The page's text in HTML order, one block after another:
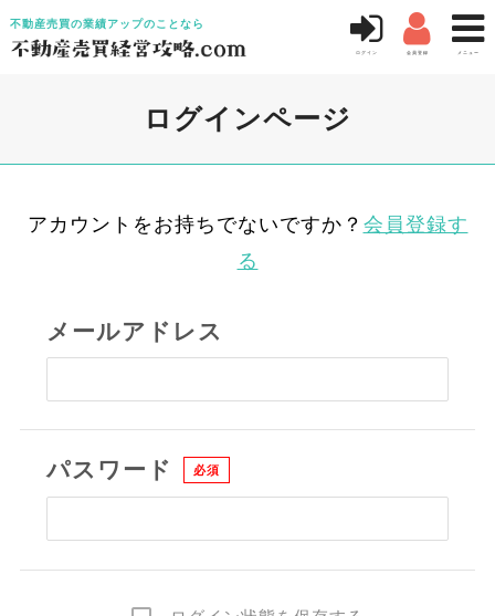
不動産売買の業績アップのことなら 
ログイン

会員登録

メニュー
ログインページ
アカウントをお持ちでないですか？ 会員登録す
る
メールアドレス
パスワード 必須